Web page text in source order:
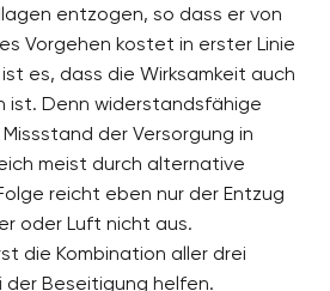
entzogen, so dass er von
Vorgehen kostet in erster Linie
es, dass die Wirksamkeit auch
ist. Denn widerstandsfähige
der Versorgung in
meist durch alternative
reicht eben nur der Entzug
oder Luft nicht aus.
die Kombination aller drei
Beseitigung helfen.